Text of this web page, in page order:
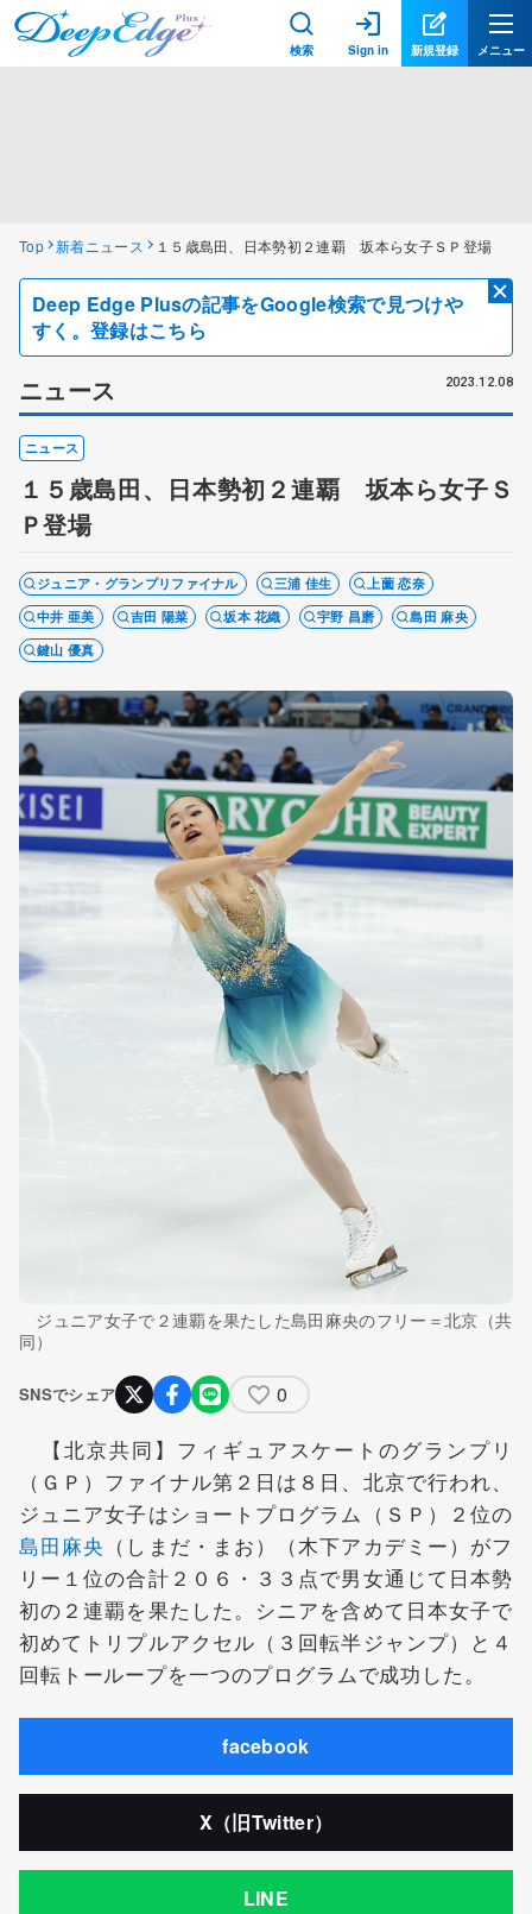
検索 Sign in 新規登録 メニュー
Top 新着ニュース １５歳島田、日本勢初２連覇 坂本ら女子ＳＰ登場
Deep Edge Plusの記事をGoogle検索で見つけや
すく。登録はこちら
ニュース 2023.12.08
ニュース
１５歳島田、日本勢初２連覇 坂本ら女子Ｓ
Ｐ登場
ジュニア・グランプリファイナル 三浦 佳生
上薗 恋奈
中井 亜美
吉田 陽菜 坂本 花織 宇野 昌磨
島田 麻央
鍵山 優真
ジュニア女子で２連覇を果たした島田麻央のフリー＝北京（共
同）
SNSでシェア 0
【北京共同】フィギュアスケートのグランプリ
（ＧＰ）ファイナル第２日は８日、北京で行われ、
ジュニア女子はショートプログラム（ＳＰ）２位の
島田麻央 （しまだ・まお）（木下アカデミー）がフ
リー１位の合計２０６・３３点で男女通じて日本勢
初の２連覇を果たした。シニアを含めて日本女子で
初めてトリプルアクセル（３回転半ジャンプ）と４
回転トーループを一つのプログラムで成功した。
facebook
X（旧Twitter）
LINE